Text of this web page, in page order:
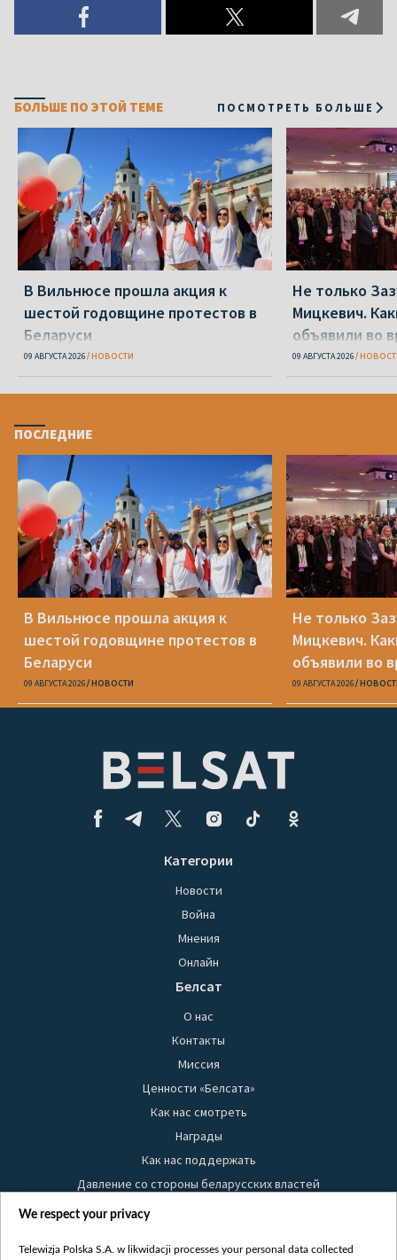
БОЛЬШЕ ПО ЭТОЙ ТЕМЕ ПОСМОТРЕТЬ БОЛЬШЕ
В Вильнюсе прошла акция к
шестой годовщине протестов в
Беларуси
09 АВГУСТА 2026 НОВОСТИ
Не только
Мицкевич.
объявили во
Беларуси»
09 АВГУСТА 2026
ПОСЛЕДНИЕ
В Вильнюсе прошла акция к
шестой годовщине протестов в
Беларуси
09 АВГУСТА 2026 НОВОСТИ
Не только
Мицкевич.
объявили во
Беларуси»
09 АВГУСТА 2026
Категории
Новости
Война
Мнения
Онлайн
Белсат
О нас
Контакты
Миссия
Ценности «Белсата»
Как нас смотреть
Награды
Как нас поддержать
Давление со стороны беларусских властей
Правила использования материалов
Безопасность
We respect your privacy
Telewizja Polska S.A. w likwidacji processes your personal data collected